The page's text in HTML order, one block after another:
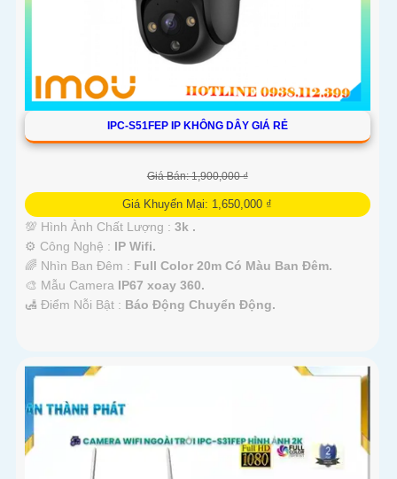
IPC-S51FEP IP KHÔNG DÂY GIÁ RẺ
Giá Bán: 1,900,000 ₫
Giá Khuyến Mại: 1,650,000 ₫
💯 Hình Ành Chất Lượng : 3k .
⚙ Công Nghệ : IP Wifi.
🌈 Nhìn Ban Đêm : Full Color 20m Có Màu Ban Ðêm.
🎨 Mẫu Camera IP67 xoay 360.
️🛃 Điểm Nỗi Bật : Báo Động Chuyển Động.